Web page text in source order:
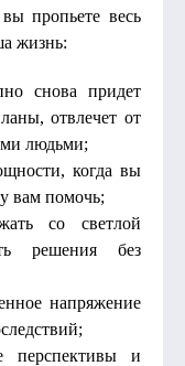
пропьете весь
жизнь:
снова придет
отвлечет от
людьми;
когда вы
вам помочь;
со светлой
решения без
напряжение
перспективы и